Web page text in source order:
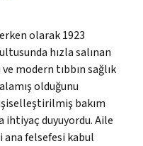
olarak 1923
hızla salınan
modern tıbbın sağlık
olduğunu
bakım
duyuyordu. Aile
felsefesi kabul